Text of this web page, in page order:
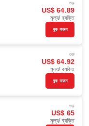
শুরু
US$ 64.89
মূল্য/ ব্যক্তি
বুক করুন
শুরু
US$ 64.92
মূল্য/ ব্যক্তি
বুক করুন
শুরু
US$ 65
মূল্য/ ব্যক্তি